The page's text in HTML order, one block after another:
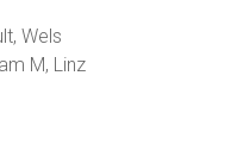
Wels
M, Linz